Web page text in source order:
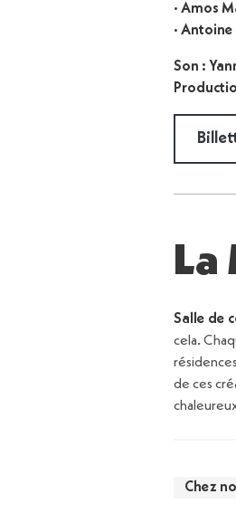
· Amos
·
Son :
La
Salle de
cela.
de ces
Chez